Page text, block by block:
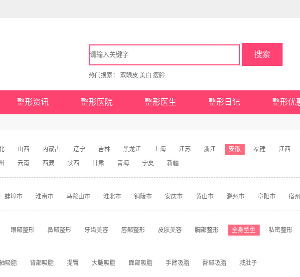
搜索
热门搜索： 双眼皮 美白 瘦脸
整形资讯 整形医院 整形医生 整形日记 整形优
山西 内蒙古 辽宁 吉林 黑龙江 上海 江苏 浙江 安徽 福建 江西
云南 西藏 陕西 甘肃 青海 宁夏 新疆
蚌埠市 淮南市 马鞍山市 淮北市 铜陵市 安庆市 黄山市 滁州市 阜阳市 宿
眼部整形 鼻部整形 牙齿美容 唇部整形 皮肤美容 胸部整形 全身塑型 私密整形
吸脂 背部吸脂 提臀 大腿吸脂 面部吸脂 手臂吸脂 臀部吸脂 减肚子